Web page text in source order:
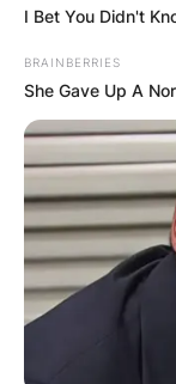
I Bet You Didn't
BRAINBERRIES
She Gave Up A